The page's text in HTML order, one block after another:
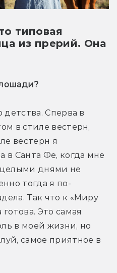
типовая
из прерий. Она
детства. Сперва в
в стиле вестерн,
вестерн я
в Санта Фе, когда мне
днями не
тогда я по-
Так что к «Миру
Это самая
в моей жизни, но
самое приятное в